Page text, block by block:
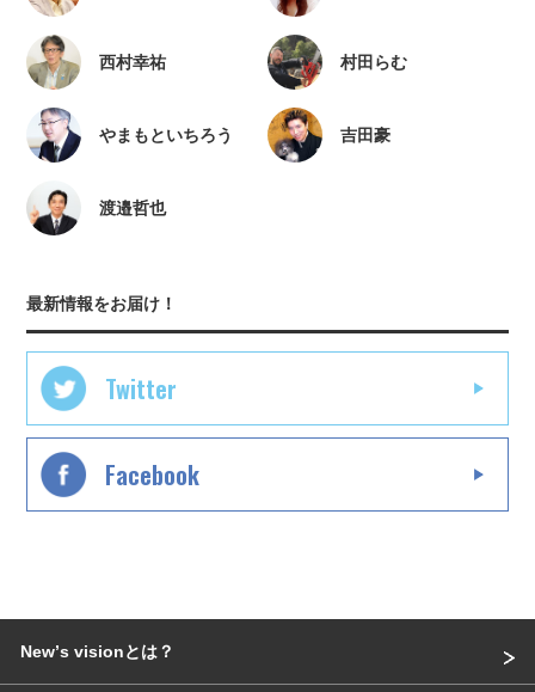
西村幸祐 村田らむ
やまもといちろう 吉田豪
渡邉哲也
最新情報をお届け！
Twitter
Facebook
Newʼs visionとは？